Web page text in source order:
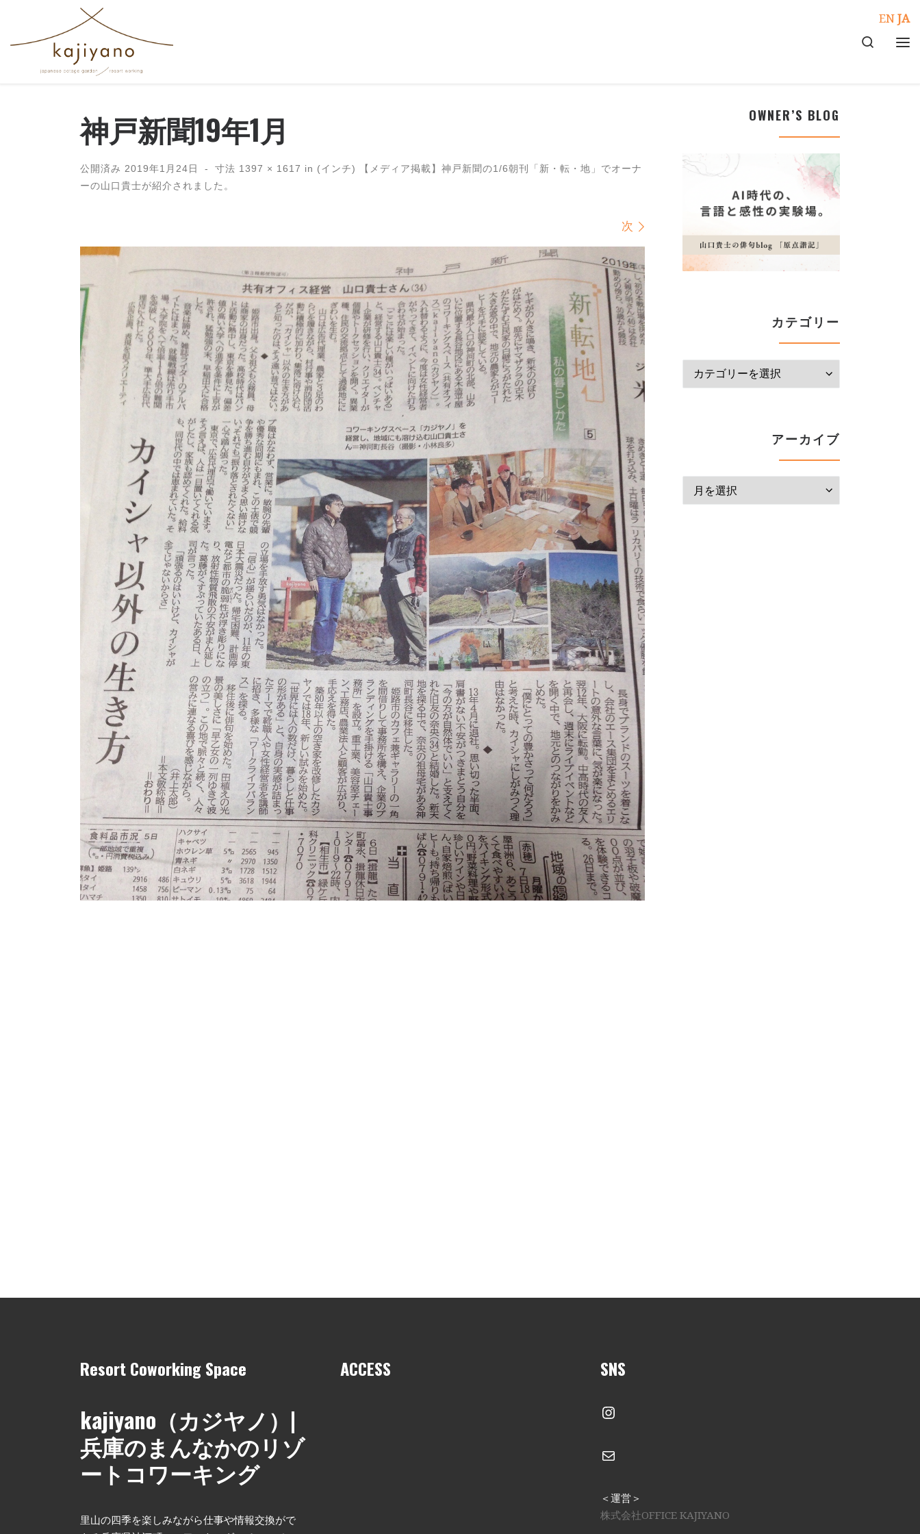
コンテンツへスキップ
Search
神戸新聞19年1月
公開済み 2019年1月24日 - 寸法 1397 × 1617 in (インチ)
【メディア掲載】神戸新聞の1/6朝刊「新・転・地」でオーナ
ーの山口貴士が紹介されました。
次
OWNER’S BLOG
カテゴリー
アーカイブ
Resort Coworking Space
kajiyano（カジヤノ）|
兵庫のまんなかのリゾ
ートコワーキング
里山の四季を楽しみながら仕事や情報交換がで
ACCESS SNS
Instagram
メール
＜運営＞
株式会社OFFICE KAJIYANO
EN JA